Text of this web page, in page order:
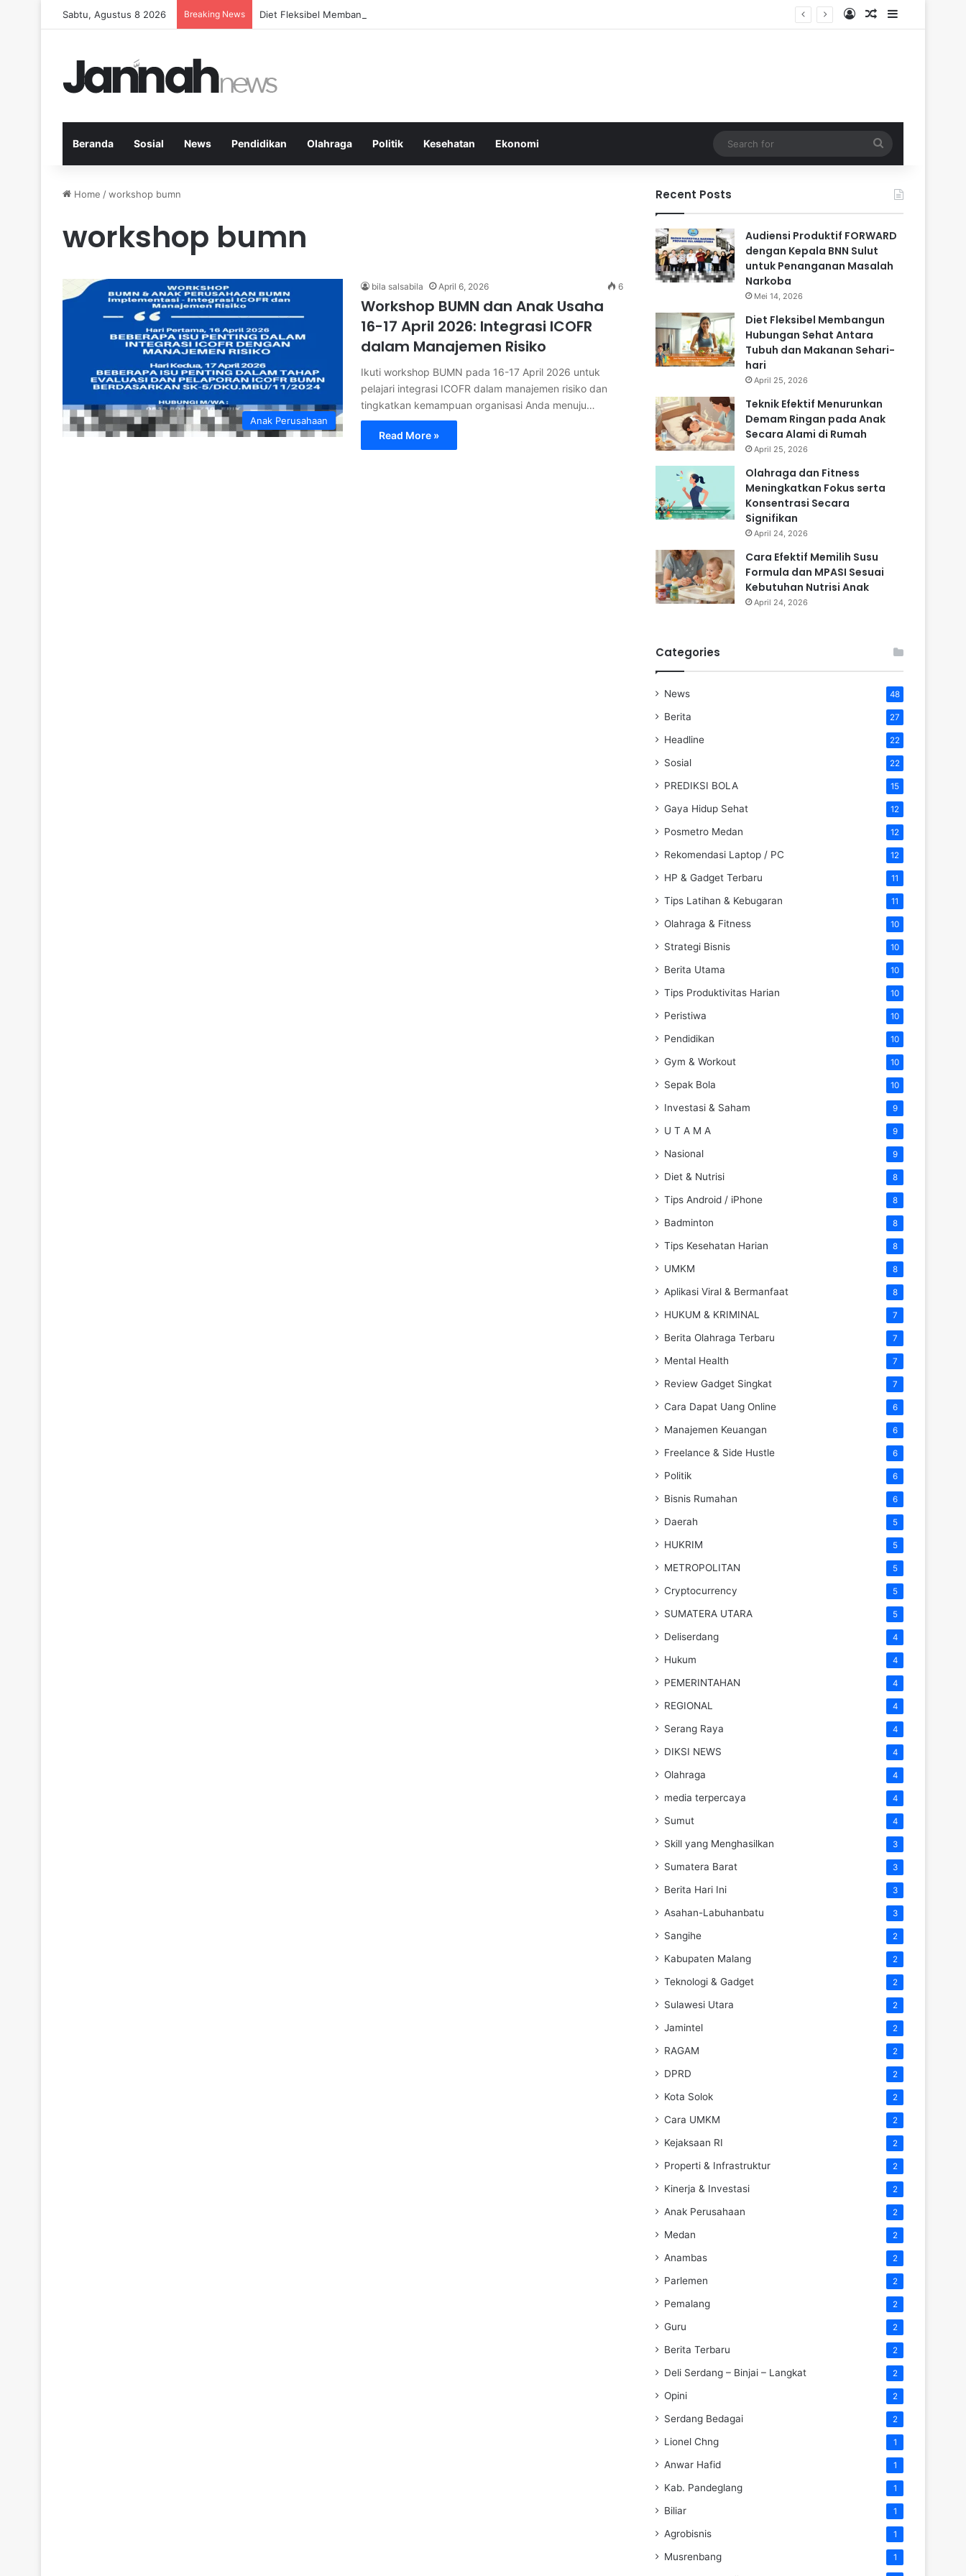
Sabtu, Agustus 8 2026 Breaking News Diet Fleksibel Membangun Hubungan Sehat Antara Tubuh dan Makanan Sehari-hari Log InRandom Article
Sidebar
Beranda Sosial News Pendidikan Olahraga Politik Kesehatan Ekonomi
for
Home /workshop bumn
workshop bumn
Anak Perusahaan
bila salsabila April 6, 2026 6
Workshop BUMN dan Anak Usaha
16-17 April 2026: Integrasi ICOFR
dalam Manajemen Risiko
Ikuti workshop BUMN pada 16-17 April 2026 untuk
pelajari integrasi ICOFR dalam manajemen risiko dan
tingkatkan kemampuan organisasi Anda menuju…
Read More »
Recent Posts
Audiensi Produktif FORWARD
dengan Kepala BNN Sulut
untuk Penanganan Masalah
Narkoba
Mei 14, 2026
Diet Fleksibel Membangun
Hubungan Sehat Antara
Tubuh dan Makanan Sehari-
hari
April 25, 2026
Teknik Efektif Menurunkan
Demam Ringan pada Anak
Secara Alami di Rumah
April 25, 2026
Olahraga dan Fitness
Meningkatkan Fokus serta
Konsentrasi Secara
Signifikan
April 24, 2026
Cara Efektif Memilih Susu
Formula dan MPASI Sesuai
Kebutuhan Nutrisi Anak
April 24, 2026
Categories
News 48
Berita 27
Headline 22
Sosial 22
PREDIKSI BOLA 15
Gaya Hidup Sehat 12
Posmetro Medan 12
Rekomendasi Laptop / PC 12
HP & Gadget Terbaru 11
Tips Latihan & Kebugaran 11
Olahraga & Fitness 10
Strategi Bisnis 10
Berita Utama 10
Tips Produktivitas Harian 10
Peristiwa 10
Pendidikan 10
Gym & Workout 10
Sepak Bola 10
Investasi & Saham 9
U T A M A 9
Nasional 9
Diet & Nutrisi 8
Tips Android / iPhone 8
Badminton 8
Tips Kesehatan Harian 8
UMKM 8
Aplikasi Viral & Bermanfaat 8
HUKUM & KRIMINAL 7
Berita Olahraga Terbaru 7
Mental Health 7
Review Gadget Singkat 7
Cara Dapat Uang Online 6
Manajemen Keuangan 6
Freelance & Side Hustle 6
Politik 6
Bisnis Rumahan 6
Daerah 5
HUKRIM 5
METROPOLITAN 5
Cryptocurrency 5
SUMATERA UTARA 5
Deliserdang 4
Hukum 4
PEMERINTAHAN 4
REGIONAL 4
Serang Raya 4
DIKSI NEWS 4
Olahraga 4
media terpercaya 4
Sumut 4
Skill yang Menghasilkan 3
Sumatera Barat 3
Berita Hari Ini 3
Asahan-Labuhanbatu 3
Sangihe 2
Kabupaten Malang 2
Teknologi & Gadget 2
Sulawesi Utara 2
Jamintel 2
RAGAM 2
DPRD 2
Kota Solok 2
Cara UMKM 2
Kejaksaan RI 2
Properti & Infrastruktur 2
Kinerja & Investasi 2
Anak Perusahaan 2
Medan 2
Anambas 2
Parlemen 2
Pemalang 2
Guru 2
Berita Terbaru 2
Deli Serdang – Binjai – Langkat 2
Opini 2
Serdang Bedagai 2
Lionel Chng 1
Anwar Hafid 1
Kab. Pandeglang 1
Biliar 1
Agrobisnis 1
Musrenbang 1